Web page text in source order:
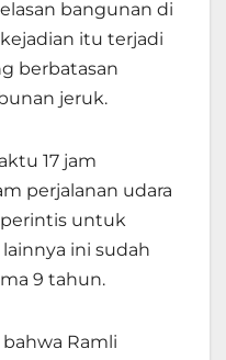
bangunan di
itu terjadi
berbatasan
jeruk.
17 jam
perjalanan udara
untuk
ini sudah
9 tahun.
Ramli